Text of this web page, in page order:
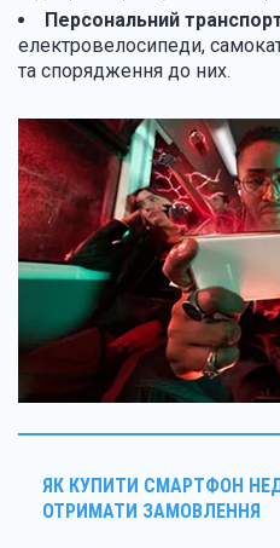
Персональний
електровелосипеди,
та спорядження до них.
ЯК КУПИТИ СМАРТФОН
ОТРИМАТИ ЗАМОВЛЕННЯ